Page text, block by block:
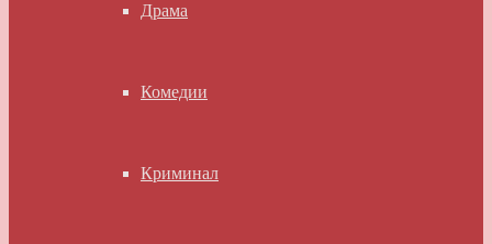
Драма
Комедии
Криминал